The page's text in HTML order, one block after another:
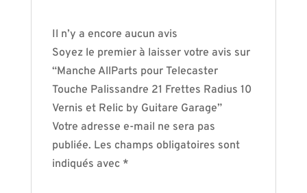
Il n’y a encore aucun avis
Soyez le premier à laisser votre avis sur
“Manche AllParts pour Telecaster
Touche Palissandre 21 Frettes Radius 10
Vernis et Relic by Guitare Garage”
Votre adresse e-mail ne sera pas
publiée. Les champs obligatoires sont
indiqués avec *